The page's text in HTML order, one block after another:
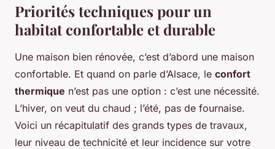
Priorités techniques pour un
habitat confortable et durable
Une maison bien rénovée, c’est d’abord une maison
confortable. Et quand on parle d’Alsace, le confort
thermique n’est pas une option : c’est une nécessité.
L’hiver, on veut du chaud ; l’été, pas de fournaise.
Voici un récapitulatif des grands types de travaux,
leur niveau de technicité et leur incidence sur votre